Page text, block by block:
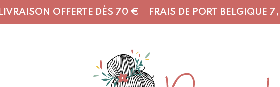
LIVRAISON OFFERTE DÈS 70 € FRAIS DE PORT BELGIQUE